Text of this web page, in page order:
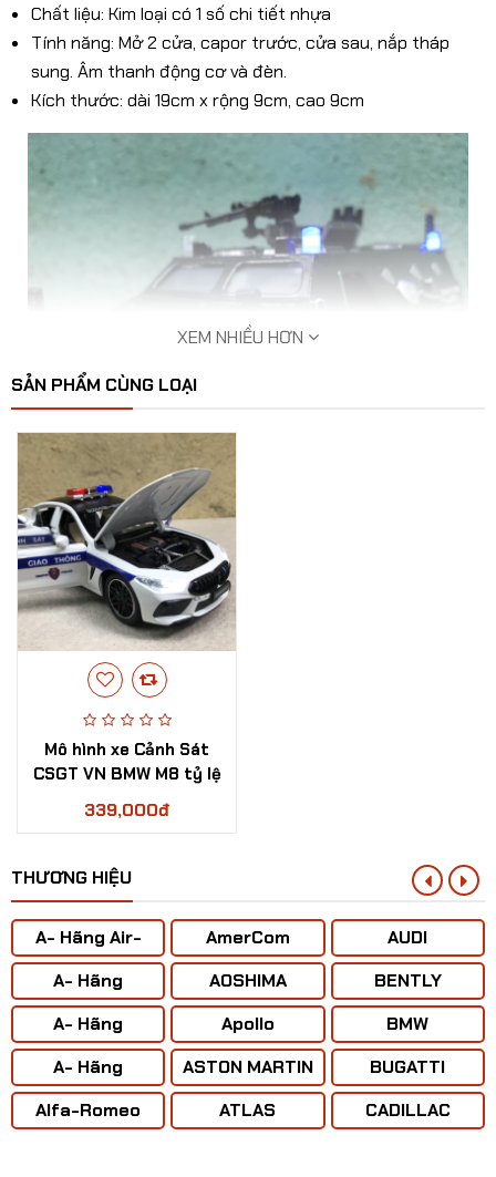
Chất liệu: Kim loại có 1 số chi tiết nhựa
Tính năng: Mở 2 cửa, capor trước, cửa sau, nắp tháp
sung. Âm thanh động cơ và đèn.
Kích thước: dài 19cm x rộng 9cm, cao 9cm
Mô hình xe Cảnh sát CSCĐ VN tỷ lệ 1:24
Mô hình xe Cảnh sát CSCĐ VN tỷ lệ 1:24
XEM NHIỀU HƠN
SẢN PHẨM CÙNG LOẠI
Mô hình xe Cảnh Sát
CSGT VN BMW M8 tỷ lệ
339,000đ
THƯƠNG HIỆU
A- Hãng Air-
BUS
A- Hãng
ANTONOV ( Liên
Xô)
A- Hãng
BOENING
A- Hãng
CONCORD
Alfa-Romeo
AmerCom
AOSHIMA
Apollo
ASTON MARTIN
ATLAS
AUDI
BENTLY
BMW
BUGATTI
CADILLAC